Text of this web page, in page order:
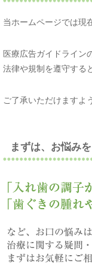
当ホームページでは現
医療広告ガイドライン
法律や規制を遵守する
ご了承いただけますよ
まずは、お悩み